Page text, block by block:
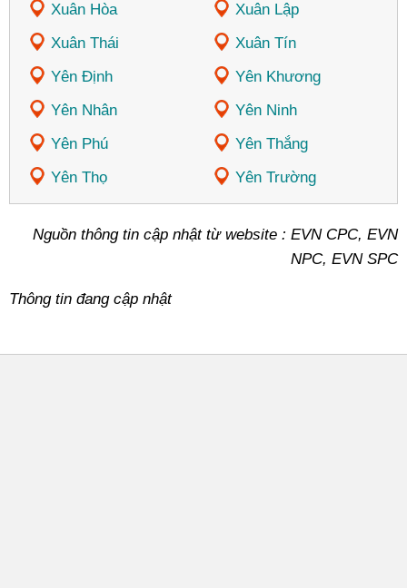
Xuân Hòa
Xuân Lập
Xuân Thái
Xuân Tín
Yên Định
Yên Khương
Yên Nhân
Yên Ninh
Yên Phú
Yên Thắng
Yên Thọ
Yên Trường
Nguồn thông tin cập nhật từ website : EVN CPC, EVN
NPC, EVN SPC
Thông tin đang cập nhật